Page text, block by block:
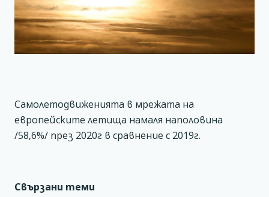
Самолетодвиженията в мрежата на
европейските летища намаля наполовина
/58,6%/ през 2020г в сравнение с 2019г.
Свързани теми